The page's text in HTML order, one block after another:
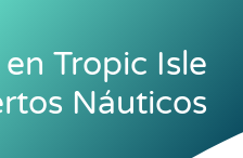
Tropic Isle
Náuticos